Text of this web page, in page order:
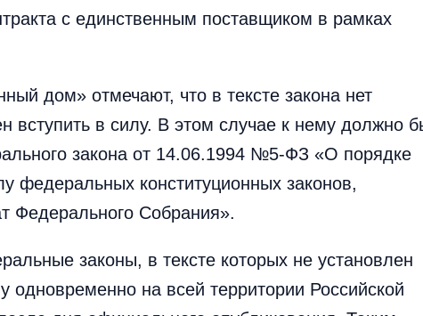
с единственным поставщиком в рамках
дом» отмечают, что в тексте закона нет
вступить в силу. В этом случае к нему должно
закона от 14.06.1994 №5-ФЗ «О порядке
федеральных конституционных законов,
Федерального Собрания».
законы, в тексте которых не установлен
одновременно на всей территории Российской